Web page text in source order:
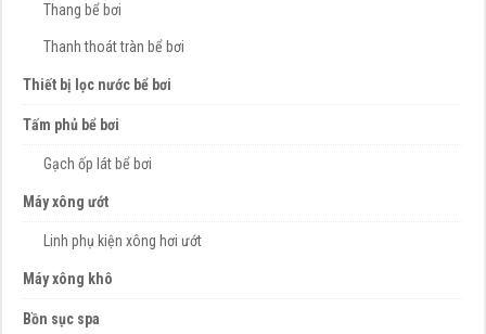
Thang bể bơi
Thanh thoát tràn bể bơi
Thiết bị lọc nước bể bơi
Tấm phủ bể bơi
Gạch ốp lát bể bơi
Máy xông ướt
Linh phụ kiện xông hơi ướt
Máy xông khô
Bồn sục spa